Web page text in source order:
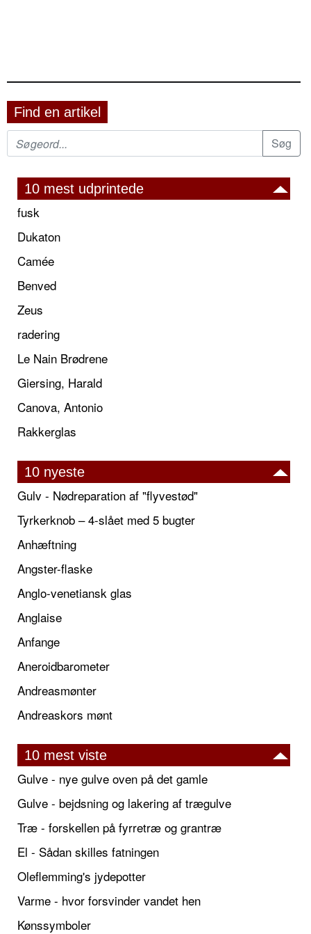
Find en artikel
10 mest udprintede
fusk
Dukaton
Camée
Benved
Zeus
radering
Le Nain Brødrene
Giersing, Harald
Canova, Antonio
Rakkerglas
10 nyeste
Gulv - Nødreparation af "flyvestød"
Tyrkerknob – 4-slået med 5 bugter
Anhæftning
Angster-flaske
Anglo-venetiansk glas
Anglaise
Anfange
Aneroidbarometer
Andreasmønter
Andreaskors mønt
10 mest viste
Gulve - nye gulve oven på det gamle
Gulve - bejdsning og lakering af trægulve
Træ - forskellen på fyrretræ og grantræ
El - Sådan skilles fatningen
Oleflemming's jydepotter
Varme - hvor forsvinder vandet hen
Kønssymboler